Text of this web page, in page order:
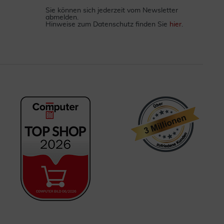
Sie können sich jederzeit vom Newsletter
abmelden.
Hinweise zum Datenschutz finden Sie hier.